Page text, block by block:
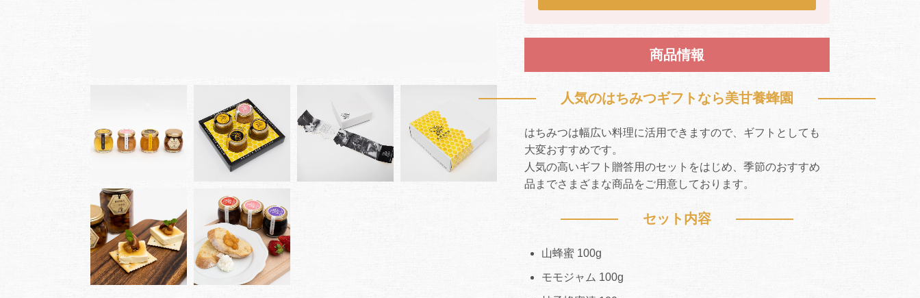
商品情報
人気のはちみつギフトなら美甘養蜂園
はちみつは幅広い料理に活用できますので、ギフトとしても
大変おすすめです。
人気の高いギフト贈答用のセットをはじめ、季節のおすすめ
品までさまざまな商品をご用意しております。
セット内容
山蜂蜜 100g
モモジャム 100g